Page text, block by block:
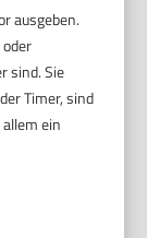
ausgeben.
sind. Sie
Timer, sind
ein